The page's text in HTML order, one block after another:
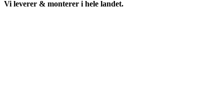
Vi leverer & monterer i hele landet.